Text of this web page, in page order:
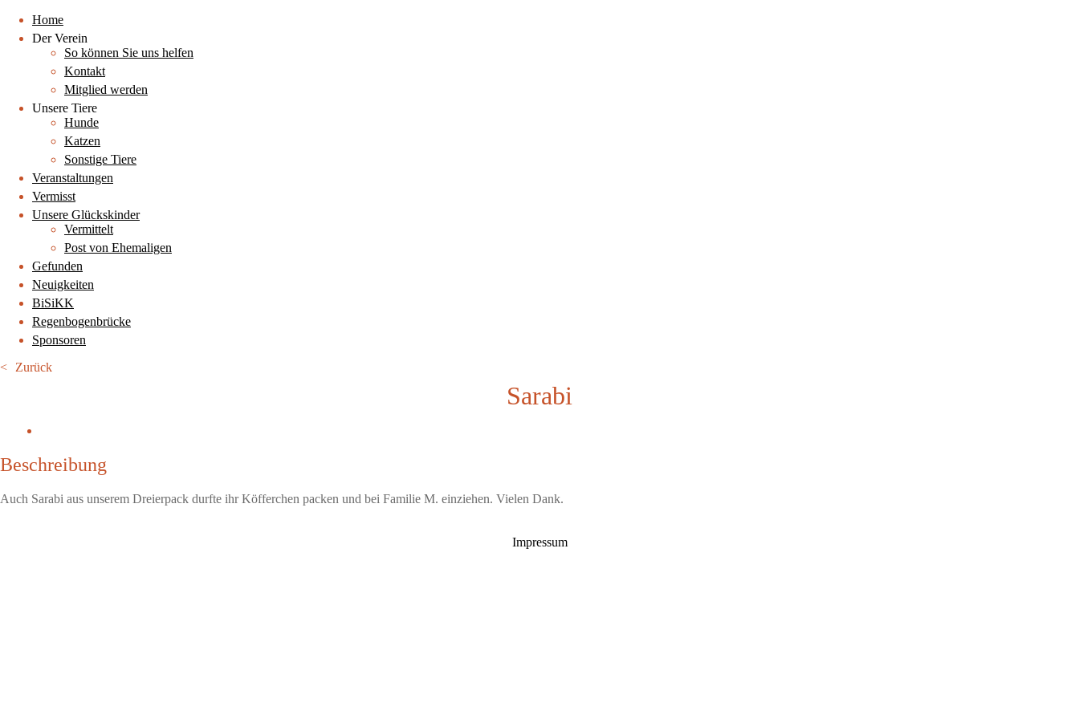
Home
Der Verein
So können Sie uns helfen
Kontakt
Mitglied werden
Unsere Tiere
Hunde
Katzen
Sonstige Tiere
Veranstaltungen
Vermisst
Unsere Glückskinder
Vermittelt
Post von Ehemaligen
Gefunden
Neuigkeiten
BiSiKK
Regenbogenbrücke
Sponsoren
Zurück
Sarabi
Beschreibung
Auch Sarabi aus unserem Dreierpack durfte ihr Köfferchen packen und bei Familie M. einziehen. Vielen Dank.
Impressum